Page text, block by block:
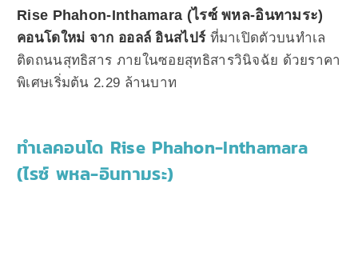
Rise Phahon-Inthamara (ไรซ์ พหล-อินทามระ)
คอนโดใหม่ จาก ออลล์ อินสไปร์ที่มาเปิดตัวบนทำเล
ติดถนนสุทธิสาร ภายในซอยสุทธิสารวินิจฉัย ด้วยราคา
พิเศษเริ่มต้น 2.29 ล้านบาท
ทำเลคอนโด Rise Phahon-Inthamara
(ไรซ์ พหล-อินทามระ)